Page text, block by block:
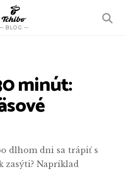
BLOG
VYHĽADÁVANIE
minút:
dlhom dni sa trápiť s
zasýti? Napríklad